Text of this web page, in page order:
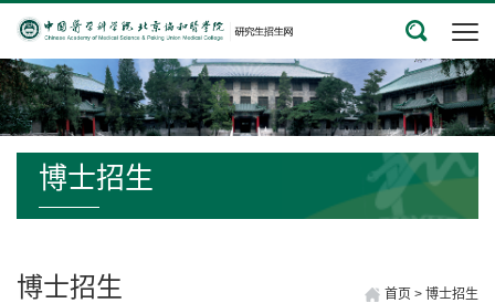
博士招生
博士招生 首页 > 博士招生